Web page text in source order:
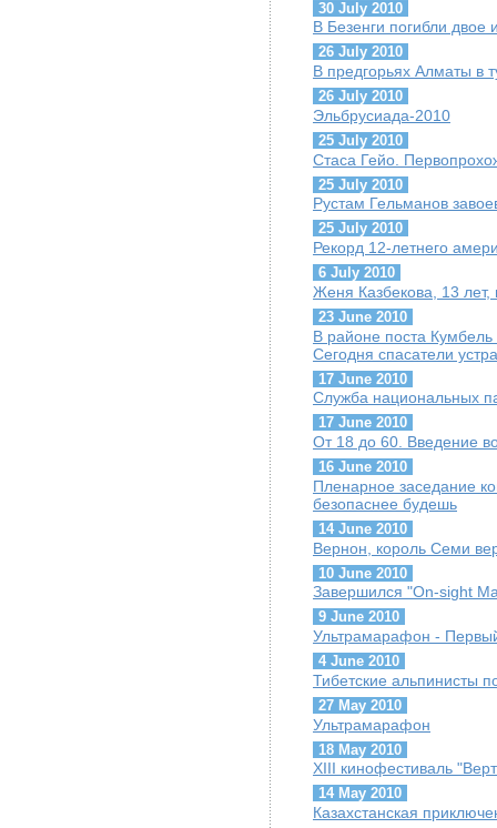
30 July 2010
В Безенги погибли двое
26 July 2010
В предгорьях Алматы в
26 July 2010
Эльбрусиада-2010
25 July 2010
Стаса Гейо.
25 July 2010
Рустам Гельманов
25 July 2010
Рекорд 12-летнего
6 July 2010
Женя Казбекова, 13
23 June 2010
В районе поста
Сегодня спасатели
17 June 2010
Служба национальных
17 June 2010
От 18 до 60. Введение
16 June 2010
Пленарное заседание
безопаснее будешь
14 June 2010
Вернон, король Семи
10 June 2010
Завершился "On-sight
9 June 2010
Ультрамарафон -
4 June 2010
Тибетские альпинисты
27 May 2010
Ультрамарафон
18 May 2010
XIII кинофестиваль
14 May 2010
Казахстанская